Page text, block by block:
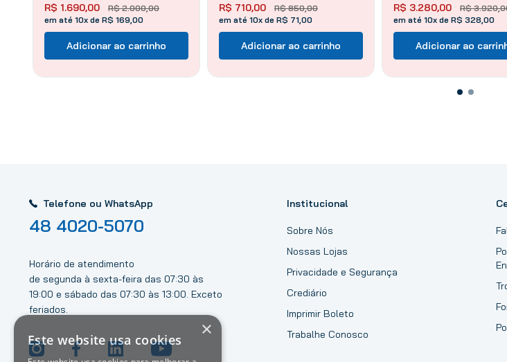
R$ 2.000,00
R$ 1.690,00
em até 10x de R$ 169,00
Adicionar ao carrinho
R$ 850,00
R$ 710,00
em até 10x de R$ 71,00
Adicionar ao carrinho
R$ 3.920,
R$ 3.280,00
em até 10x de R$ 328,00
Adicionar ao
Telefone ou WhatsApp
48 4020-5070
Horário de atendimento
de segunda à sexta-feira das 07:30 às
19:00 e sábado das 07:30 às 13:00. Exceto
feriados.
Institucional
Sobre Nós
Nossas Lojas
Privacidade e Segurança
Crediário
Imprimir Boleto
Trabalhe Conosco
×
Este website usa cookies